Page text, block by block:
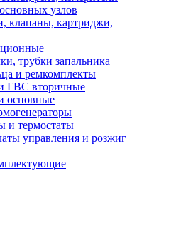
узлов
клапаны, картриджи,
трубки запальника
и ремкомплекты
ГВС вторичные
основные
и термостаты
управления и розжиг